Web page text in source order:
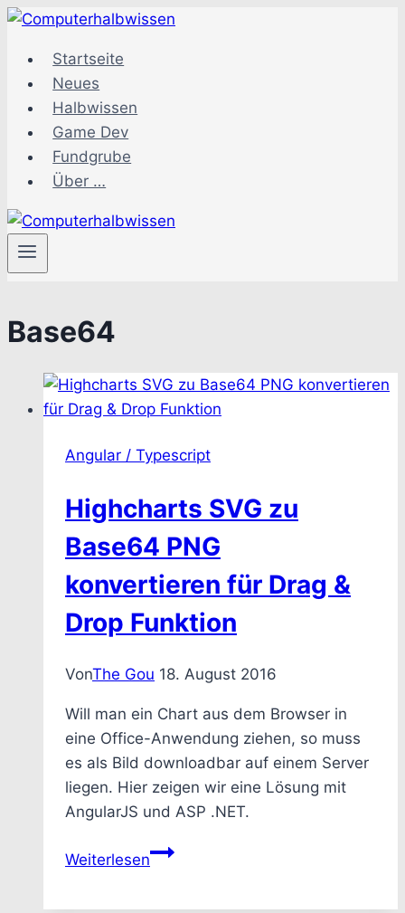
Zum
springenStartseite
Neues
Halbwissen
Game Dev
Fundgrube
Über …
Base64
Angular / Typescript
Highcharts SVG zu
Base64 PNG
konvertieren für Drag &
Drop Funktion
VonThe Gou 18. August 2016
Will man ein Chart aus dem Browser in
eine Office-Anwendung ziehen, so muss
es als Bild downloadbar auf einem Server
liegen. Hier zeigen wir eine Lösung mit
AngularJS und ASP .NET.
WeiterlesenHighcharts